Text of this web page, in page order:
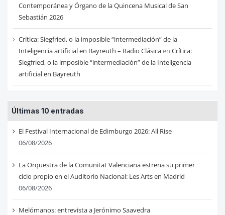
Contemporánea y Órgano de la Quincena Musical de San
Sebastián 2026
Crítica: Siegfried, o la imposible “intermediación” de la
Inteligencia artificial en Bayreuth – Radio Clásicaen Crítica:
Siegfried, o la imposible “intermediación” de la Inteligencia
artificial en Bayreuth
Últimas 10 entradas
El Festival Internacional de Edimburgo 2026: All Rise
06/08/2026
La Orquestra de la Comunitat Valenciana estrena su primer
ciclo propio en el Auditorio Nacional: Les Arts en Madrid
06/08/2026
Melómanos: entrevista a Jerónimo Saavedra